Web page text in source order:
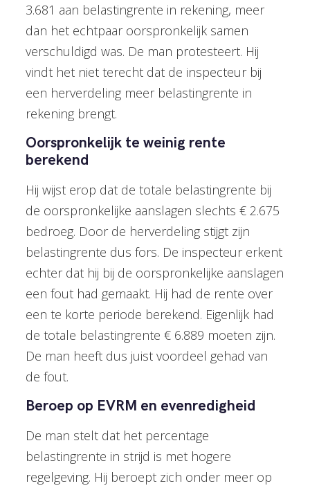
3.681 aan belastingrente in rekening, meer
dan het echtpaar oorspronkelijk samen
verschuldigd was. De man protesteert. Hij
vindt het niet terecht dat de inspecteur bij
een herverdeling meer belastingrente in
rekening brengt.
Oorspronkelijk te weinig rente
berekend
Hij wijst erop dat de totale belastingrente bij
de oorspronkelijke aanslagen slechts € 2.675
bedroeg. Door de herverdeling stijgt zijn
belastingrente dus fors. De inspecteur erkent
echter dat hij bij de oorspronkelijke aanslagen
een fout had gemaakt. Hij had de rente over
een te korte periode berekend. Eigenlijk had
de totale belastingrente € 6.889 moeten zijn.
De man heeft dus juist voordeel gehad van
de fout.
Beroep op EVRM en evenredigheid
De man stelt dat het percentage
belastingrente in strijd is met hogere
regelgeving. Hij beroept zich onder meer op